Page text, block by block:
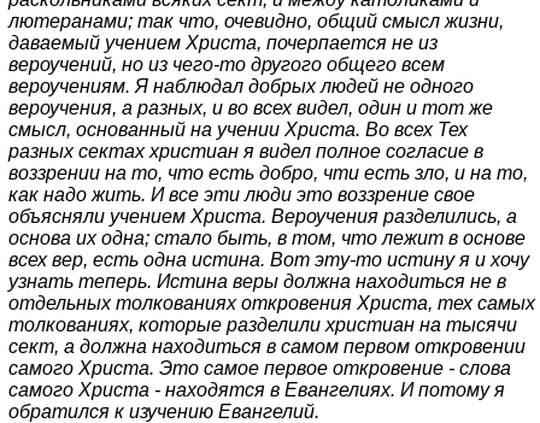
лютеранами; так что, очевидно, общий смысл жизни,
даваемый учением Христа, почерпается не из
вероучений, но из чего-то другого общего всем
вероучениям. Я наблюдал добрых людей не одного
вероучения, а разных, и во всех видел, один и тот же
смысл, основанный на учении Христа. Во всех Тех
разных сектах христиан я видел полное согласие в
воззрении на то, что есть добро, чти есть зло, и на то,
как надо жить. И все эти люди это воззрение свое
объясняли учением Христа. Вероучения разделились, а
основа их одна; стало быть, в том, что лежит в основе
всех вер, есть одна истина. Вот эту-то истину я и хочу
узнать теперь. Истина веры должна находиться не в
отдельных толкованиях откровения Христа, тех самых
толкованиях, которые разделили христиан на тысячи
сект, а должна находиться в самом первом откровении
самого Христа. Это самое первое откровение - слова
самого Христа - находятся в Евангелиях. И потому я
обратился к изучению Евангелий.